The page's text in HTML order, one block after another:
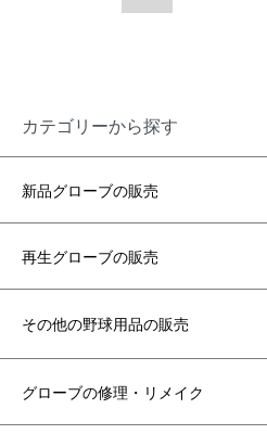
カテゴリーから探す
新品グローブの販売
再生グローブの販売
その他の野球用品の販売
グローブの修理・リメイク